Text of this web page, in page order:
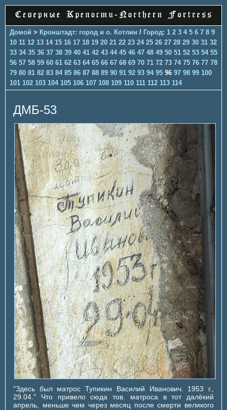
Домой > Кронштадт: город и о. Котлин / Город: 1 2 3 4 5 6 7 8 9
10 11 12 13 14 15 16 17 18 19 20 21 22 23 24 25 26 27 28 29 30 31 32
33 34 35 36 37 38 39 40 41 42 43 44 45 46 47 48 49 50 51 52 53 54 55
56 57 58 59 60 61 62 63 64 65 66 67 68 69 70 71 72 73 74 75 76 77 78
79 80 81 82 83 84 85 86 87 88 89 90 91 92 93 94 95 96 97 98 99 100
101 102 103 104 105 106 107 108 109 110 111 112 113 114
ДМБ-53
"Здесь был матрос Тупикин Василий Иванович. 1953 г.,
29.04." Что привело сюда тов. матроса в тот далёкий
апрель, меньше чем через месяц после смерти великого